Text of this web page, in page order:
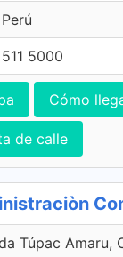
5000
Cómo
de calle
Túpac Amaru,